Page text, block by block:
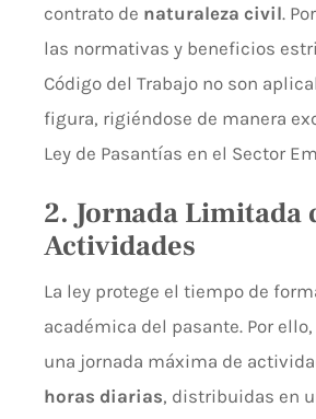
contrato de naturaleza civil.
las normativas y beneficios
Código del Trabajo no son
figura, rigiéndose de manera
Ley de Pasantías en el Sector
2. Jornada Limitada
Actividades
La ley protege el tiempo de
académica del pasante. Por
una jornada máxima de
horas diarias, distribuidas en